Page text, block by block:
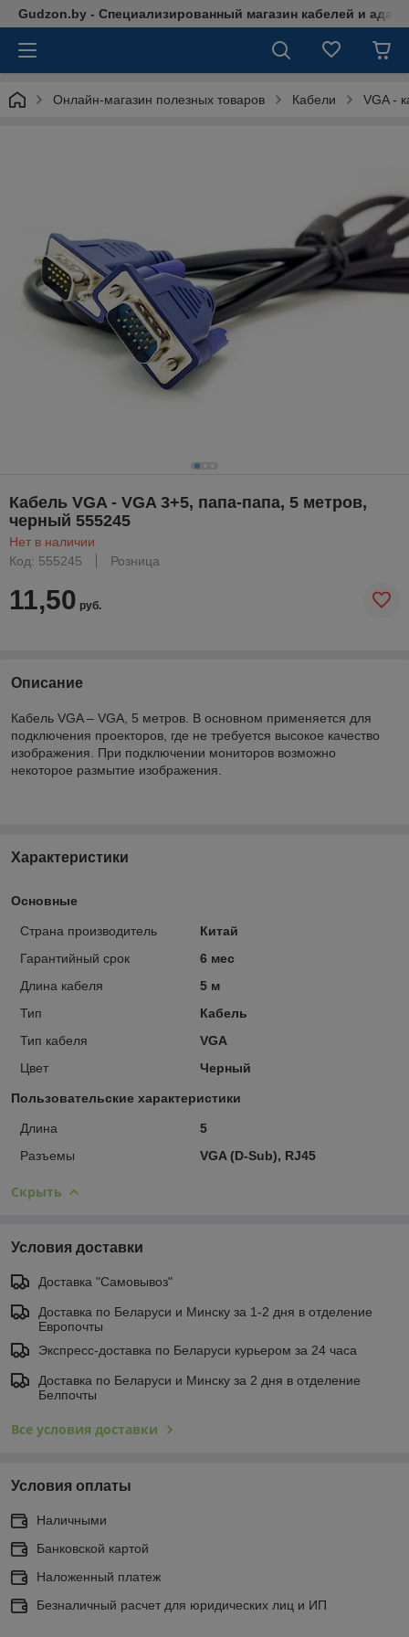
Gudzon.by - Специализированный магазин кабелей и
Онлайн-магазин полезных товаров Кабели VGA -
Кабель VGA - VGA 3+5, папа-папа, 5 метров,
черный 555245
Нет в наличии
Код: 555245
Розница
11,50 руб.
Описание
Кабель VGA – VGA, 5 метров. В основном применяется для
подключения проекторов, где не требуется высокое качество
изображения. При подключении мониторов возможно
некоторое размытие изображения.
Характеристики
Основные
Страна производитель
Китай
Гарантийный срок
6 мес
Длина кабеля
5 м
Тип
Кабель
Тип кабеля
VGA
Цвет
Черный
Пользовательские характеристики
Длина
5
Разъемы
VGA (D-Sub), RJ45
Скрыть
Условия доставки
Доставка "Самовывоз"
Доставка по Беларуси и Минску за 1-2 дня в отделение
Европочты
Экспресс-доставка по Беларуси курьером за 24 часа
Доставка по Беларуси и Минску за 2 дня в отделение
Белпочты
Все условия доставки
Условия оплаты
Наличными
Банковской картой
Наложенный платеж
Безналичный расчет для юридических лиц и ИП